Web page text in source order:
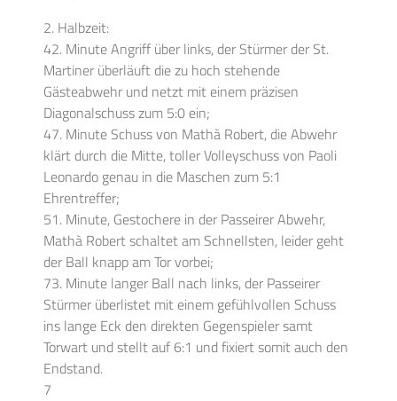
2. Halbzeit:
42. Minute Angriff über links, der Stürmer der St.
Martiner überläuft die zu hoch stehende
Gästeabwehr und netzt mit einem präzisen
Diagonalschuss zum 5:0 ein;
47. Minute Schuss von Mathà Robert, die Abwehr
klärt durch die Mitte, toller Volleyschuss von Paoli
Leonardo genau in die Maschen zum 5:1
Ehrentreffer;
51. Minute, Gestochere in der Passeirer Abwehr,
Mathà Robert schaltet am Schnellsten, leider geht
der Ball knapp am Tor vorbei;
73. Minute langer Ball nach links, der Passeirer
Stürmer überlistet mit einem gefühlvollen Schuss
ins lange Eck den direkten Gegenspieler samt
Torwart und stellt auf 6:1 und fixiert somit auch den
Endstand.
7